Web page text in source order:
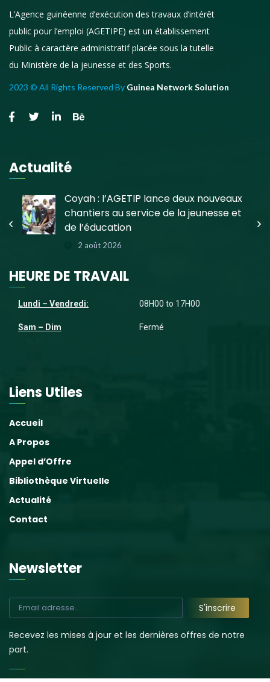
L’Agence guinéenne d’exécution des travaux d’intérêt
public pour l’emploi (AGETIPE) est un établissement
Public à caractère administratif placée sous la tutelle
du Ministère de la jeunesse et des Sports.
2023 © All Rights Reserved By Guinea Network Solution
Actualité
Coyah : l’AGETIP lance deux nouveaux
chantiers au service de la jeunesse et
de l’éducation
2 août 2026
HEURE DE TRAVAIL
Lundi – Vendredi:
Sam – Dim
08H00 to 17H00
Fermé
Liens Utiles
Accueil
A Propos
Appel d’Offre
Bibliothèque Virtuelle
Actualité
Contact
Newsletter
Recevez les mises à jour et les dernières offres de notre
part.